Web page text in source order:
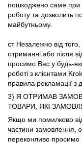
пошкоджено саме при
роботу та дозволить
майбутньому.
ст Незалежно від
отриманні або після
просимо Вас у будь-
роботі з клієнтами
правила рекламації з
3) Я ОТРИМАВ
ТОВАРИ, ЯКІ
Якщо ми помилково
частини замовлення,
переконливо просимо